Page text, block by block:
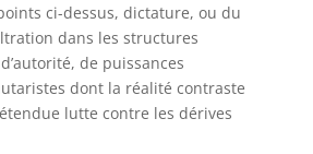
ci-dessus, dictature, ou du
dans les structures
de puissances
dont la réalité contraste
lutte contre les dérives